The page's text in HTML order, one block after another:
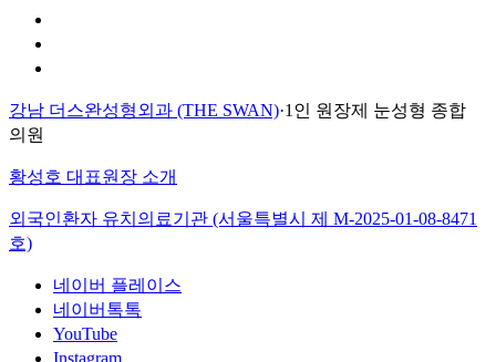
강남 더스완성형외과 (THE SWAN)·1인 원장제 눈성형 종합
의원
황성호 대표원장 소개
외국인환자 유치의료기관 (서울특별시 제 M-2025-01-08-8471
호)
네이버 플레이스
네이버톡톡
YouTube
Instagram